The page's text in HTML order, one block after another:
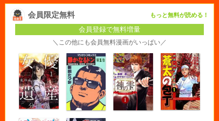
会員限定無料 もっと無料が読める！
会員登録で無料増量
＼この他にも会員無料漫画がいっぱい／